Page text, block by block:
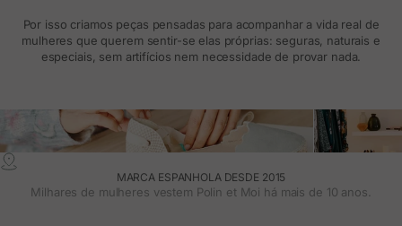
Por isso criamos peças pensadas para acompanhar a vida real de
mulheres que querem sentir-se elas próprias: seguras, naturais e
especiais, sem artifícios nem necessidade de provar nada.
MARCA ESPANHOLA DESDE 2015
Milhares de mulheres vestem Polin et Moi há mais de 10 anos.